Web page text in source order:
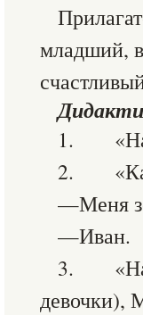
младший,
1.
2. «Как
—Меня
—Иван.
3.
девочки),